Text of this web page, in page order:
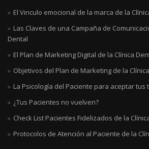
El Vinculo emocional de la marca de la
Las Claves de una Campaña de
Dental
El Plan de Marketing Digital de la Clínica
Objetivos del Plan de Marketing de la
La Psicología del Paciente para aceptar
¿Tus Pacientes no vuelven?
Check List Pacientes Fidelizados de la
Protocolos de Atención al Paciente de la